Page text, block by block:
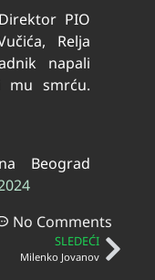
PIO
Relja
napali
mu smrću.
Beograd
No Comments
SLEDEĆI
Milenko Jovanov